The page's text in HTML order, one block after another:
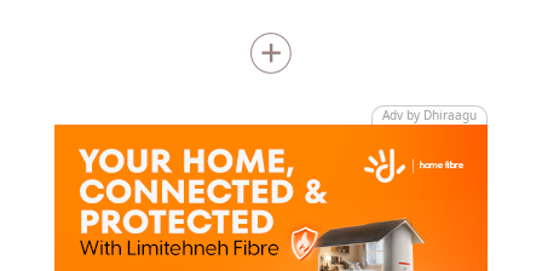
Adv by Dhiraagu